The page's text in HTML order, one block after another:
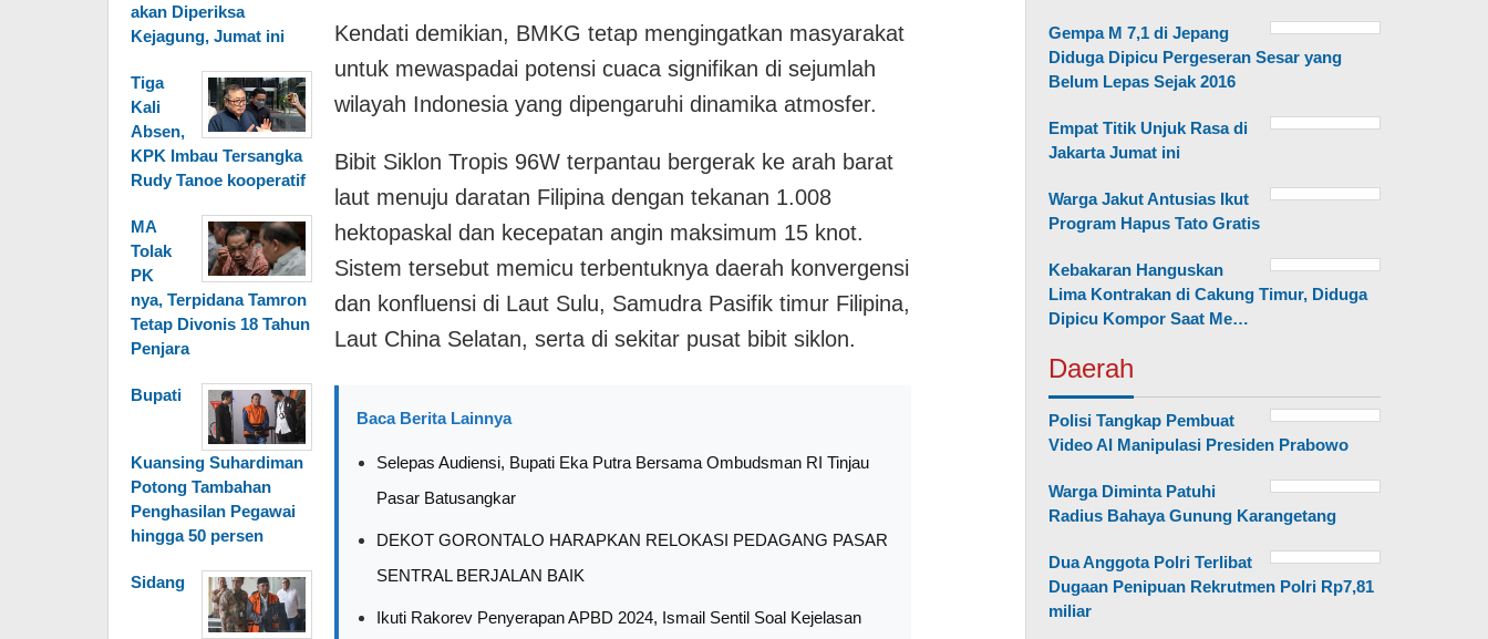
akan Diperiksa
Kejagung, Jumat ini
Tiga
Kali
Absen,
KPK Imbau Tersangka
Rudy Tanoe kooperatif
MA
Tolak
PK
nya, Terpidana Tamron
Tetap Divonis 18 Tahun
Penjara
Bupati
Kuansing Suhardiman
Potong Tambahan
Penghasilan Pegawai
hingga 50 persen
Sidang
Kendati demikian, BMKG tetap mengingatkan masyarakat
untuk mewaspadai potensi cuaca signifikan di sejumlah
wilayah Indonesia yang dipengaruhi dinamika atmosfer.
Bibit Siklon Tropis 96W terpantau bergerak ke arah barat
laut menuju daratan Filipina dengan tekanan 1.008
hektopaskal dan kecepatan angin maksimum 15 knot.
Sistem tersebut memicu terbentuknya daerah konvergensi
dan konfluensi di Laut Sulu, Samudra Pasifik timur Filipina,
Laut China Selatan, serta di sekitar pusat bibit siklon.
Baca Berita Lainnya
Selepas Audiensi, Bupati Eka Putra Bersama Ombudsman RI Tinjau
Pasar Batusangkar
DEKOT GORONTALO HARAPKAN RELOKASI PEDAGANG PASAR
SENTRAL BERJALAN BAIK
Ikuti Rakorev Penyerapan APBD 2024, Ismail Sentil Soal Kejelasan
Gempa M 7,1 di Jepang
Diduga Dipicu Pergeseran Sesar yang
Belum Lepas Sejak 2016
Empat Titik Unjuk Rasa di
Jakarta Jumat ini
Warga Jakut Antusias Ikut
Program Hapus Tato Gratis
Kebakaran Hanguskan
Lima Kontrakan di Cakung Timur, Diduga
Dipicu Kompor Saat Me…
Daerah
Polisi Tangkap Pembuat
Video AI Manipulasi Presiden Prabowo
Warga Diminta Patuhi
Radius Bahaya Gunung Karangetang
Dua Anggota Polri Terlibat
Dugaan Penipuan Rekrutmen Polri Rp7,81
miliar